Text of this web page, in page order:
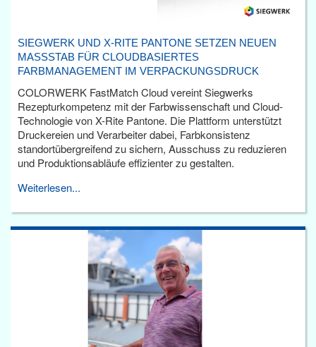
SIEGWERK UND X-RITE PANTONE SETZEN NEUEN
MASSSTAB FÜR CLOUDBASIERTES F
ARBMANAGEMENT IM VERPACKUNGSDRUCK
COLORWERK FastMatch Cloud vereint Siegwerks
Rezepturkompetenz mit der Farbwissenschaft und Cloud-
Technologie von X-Rite Pantone. Die Plattform unterstützt
Druckereien und Verarbeiter dabei, Farbkonsistenz
standortübergreifend zu sichern, Ausschuss zu reduzieren
und Produktionsabläufe effizienter zu gestalten.
Weiterlesen...